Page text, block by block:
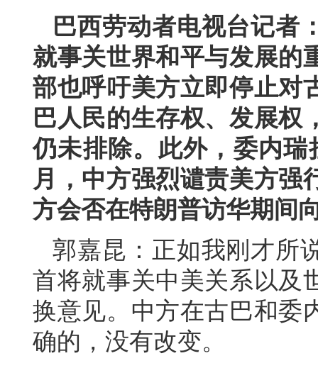
巴西劳动者电视台记者
就事关世界和平与发展的
部也呼吁美方立即停止对
巴人民的生存权、发展权
仍未排除。此外，委内
月，中方强烈谴责美方强
方会否在特朗普访华期间
郭嘉昆：正如我刚才所
首将就事关中美关系以及
换意见。中方在古巴和委
确的，没有改变。